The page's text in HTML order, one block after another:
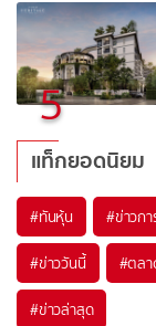
5
แท็กยอดนิยม
#ทันหุ้น #ข่าวกา
#ข่าววันนี้ #ตล
#ข่าวล่าสุด